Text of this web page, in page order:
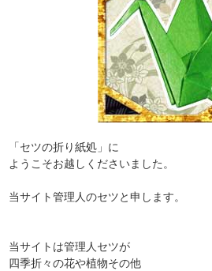
「セツの折り紙処」に
ようこそお越しくださいました。
当サイト管理人のセツと申します。
当サイトは管理人セツが
四季折々の花や植物その他